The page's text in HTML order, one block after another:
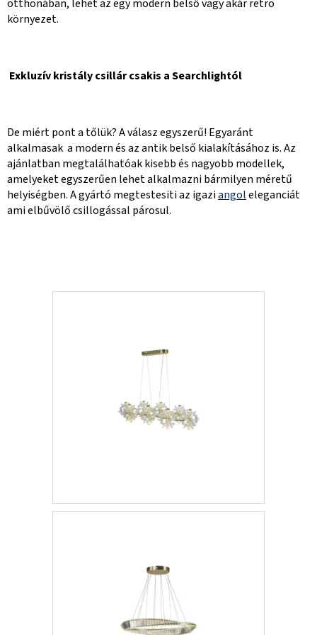
otthonában, lehet az egy modern belső vagy akár retro
környezet.
Exkluzív kristály csillár csakis a Searchlightól
De miért pont a tőlük? A válasz egyszerű! Egyaránt
alkalmasak a modern és az antik belső kialakításához is. Az
ajánlatban megtalálhatóak kisebb és nagyobb modellek,
amelyeket egyszerűen lehet alkalmazni bármilyen méretű
helyiségben. A gyártó megtestesiti az igaziangoleleganciát
ami elbűvölő csillogással párosul.